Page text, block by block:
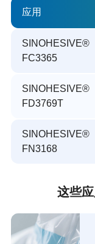
应用
SINOHESIVE®
FC3365
SINOHESIVE®
FD3769T
SINOHESIVE®
FN3168
这些